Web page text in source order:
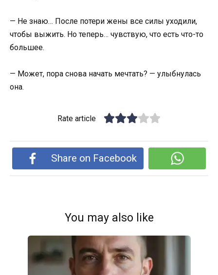
— Не знаю… После потери жены все силы уходили,
чтобы выжить. Но теперь… чувствую, что есть что-то
большее.
— Может, пора снова начать мечтать? — улыбнулась
она.
Rate article
Share on Facebook
You may also like